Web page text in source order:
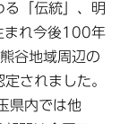
「伝統」、明
まれ今後100年
谷地域周辺の
されました。
県内では他